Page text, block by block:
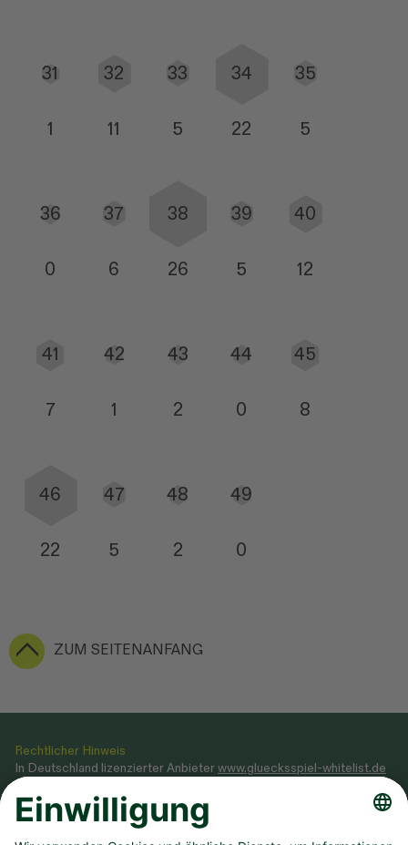
31
1
32
11
33
5
34
22
35
5
36
0
37
6
38
26
39
5
40
12
41
7
42
1
43
2
44
0
45
8
46
22
47
5
48
2
49
0
ZUM SEITENANFANG
Rechtlicher Hinweis
In Deutschland lizenzierter Anbieterwww.gluecksspiel-whitelist.de
Veranstaltung von Glücksspielen gemäß Glücksspielstaatsvertrag
2021, dessen Ausführungsgesetz sowie Genehmigung, erteilt durch